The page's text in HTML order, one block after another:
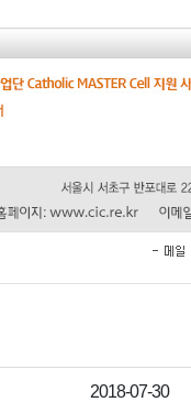
작성일
2018-07-30